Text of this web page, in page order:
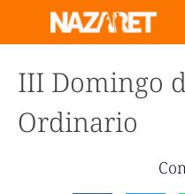
III Domingo
Ordinario